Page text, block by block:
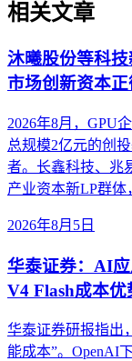
相关文章
沐曦股份等科
市场创新资本
2026年8月，GPU
总规模2亿元的创
者。长鑫科技、兆
产业资本新LP群体
2026年8月5日
华泰证券：AI应
V4 Flash成本优
华泰证券研报指出
能成本”。OpenAI